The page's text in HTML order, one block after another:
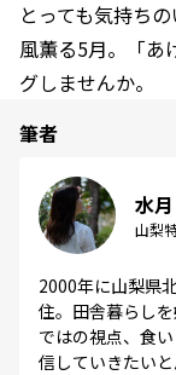
とっても気持ち
風薫る5月。「あ
グしませんか。
筆者
水月
山梨
2000年に山梨県
住。田舎暮らし
ではの視点、食
信していきたいと